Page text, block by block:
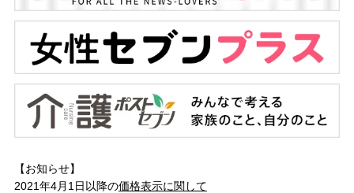
【お知らせ】
2021年4月1日以降の価格表示に関して